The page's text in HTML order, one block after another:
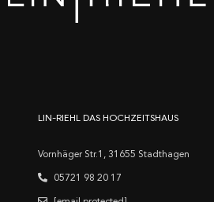
LIN-RIEHL DAS HOCHZEITSHAUS
Vornhäger Str.1, 31655 Stadthagen
05721 98 20 17